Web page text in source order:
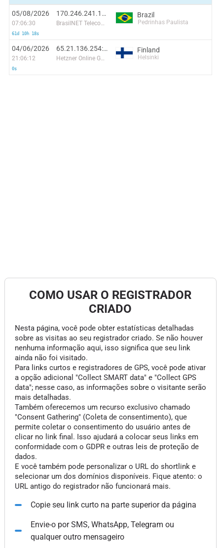
05/08/2026
07:06:30
61d 10h 18s
170.246.241.118:20086
BrasilNET Telecomunicações do Parana LTDA
Brazil
Pedrinhas Paulista
04/06/2026
21:06:12
0s
65.21.136.254:47146
Hetzner Online GmbH
Finland
Helsinki
COMO USAR O REGISTRADOR
CRIADO
Nesta página, você pode obter estatísticas detalhadas
sobre as visitas ao seu registrador criado. Se não houver
nenhuma informação aqui, isso significa que seu link
ainda não foi visitado.
Para links curtos e registradores de GPS, você pode ativar
a opção adicional "Collect SMART data" e "Collect GPS
data"; nesse caso, as informações sobre o visitante serão
mais detalhadas.
Também oferecemos um recurso exclusivo chamado
"Consent Gathering" (Coleta de consentimento), que
permite coletar o consentimento do usuário antes de
clicar no link final. Isso ajudará a colocar seus links em
conformidade com o GDPR e outras leis de proteção de
dados.
E você também pode personalizar o URL do shortlink e
selecionar um dos domínios disponíveis. Fique atento: o
URL antigo do registrador não funcionará mais.
Copie seu link curto na parte superior da página
Envie-o por SMS, WhatsApp, Telegram ou
qualquer outro mensageiro